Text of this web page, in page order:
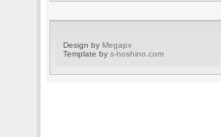
Design by Megapx
Template by s-hoshino.com